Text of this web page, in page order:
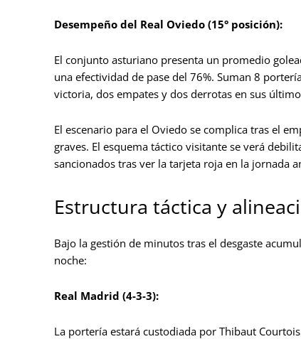
Desempeño del Real Oviedo (15° posición):
El conjunto asturiano presenta un promedio
una efectividad de pase del 76%. Suman 8
victoria, dos empates y dos derrotas en sus
El escenario para el Oviedo se complica tras el
graves. El esquema táctico visitante se verá
sancionados tras ver la tarjeta roja en la jornada
Estructura táctica y
Bajo la gestión de minutos tras el desgaste
noche:
Real Madrid (4-3-3):
La portería estará custodiada por Thibaut